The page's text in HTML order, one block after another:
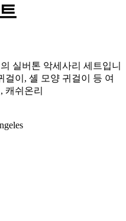
실버톤 악세사리 세트입니
걸이, 셸 모양 귀걸이 등 여
캐쉬온리